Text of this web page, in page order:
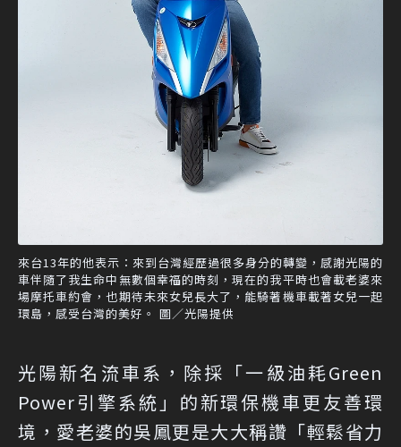
來台13年的他表示：來到台灣經歷過很多身分的轉變，感謝光陽的
車伴隨了我生命中無數個幸福的時刻，現在的我平時也會載老婆來
場摩托車約會，也期待未來女兒長大了，能騎著機車載著女兒一起
環島，感受台灣的美好。 圖／光陽提供
光陽新名流車系，除採「一級油耗Green
Power引擎系統」的新環保機車更友善環
境，愛老婆的吳鳳更是大大稱讚「輕鬆省力